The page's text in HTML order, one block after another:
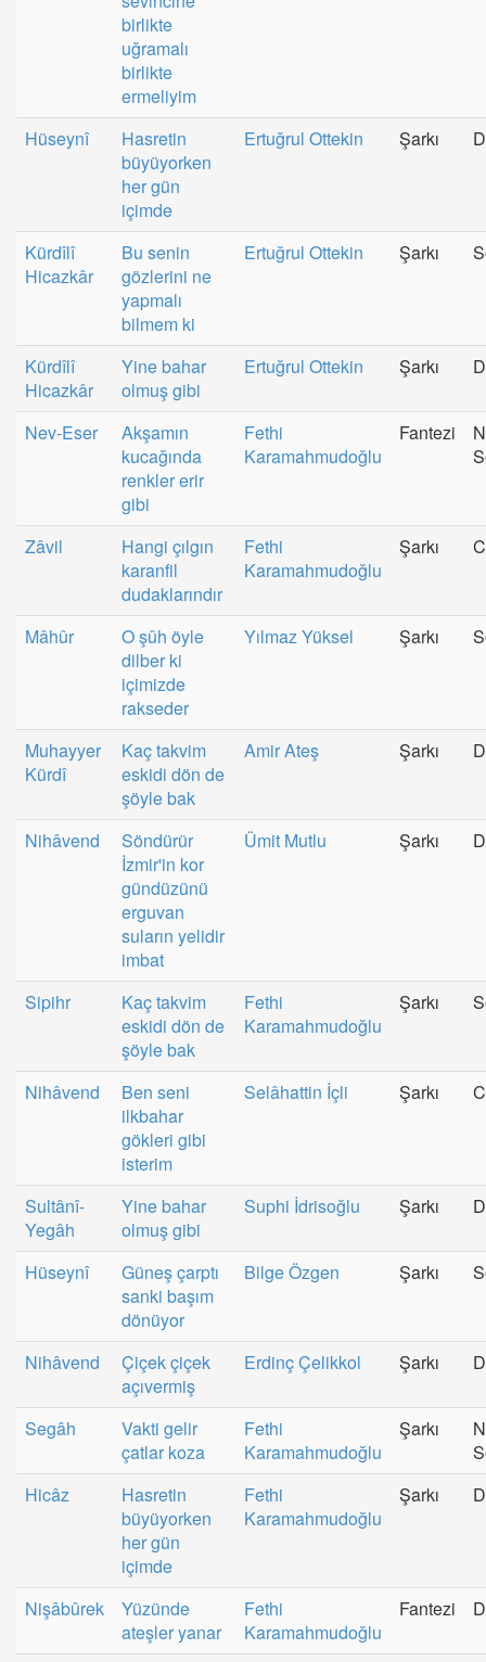
birlikte
uğramalı
birlikte
ermeliyim
Hüseynî
Hasretin
büyüyorken
her gün
içimde
Ertuğrul Ottekin Şarkı
Kürdîlî
Hicazkâr
Bu senin
gözlerini ne
yapmalı
bilmem ki
Ertuğrul Ottekin Şarkı
Kürdîlî
Hicazkâr
Yine bahar
olmuş gibi
Ertuğrul Ottekin Şarkı
Nev-Eser
Akşamın
kucağında
renkler erir
gibi
Fethi
Karamahmudoğlu
Fantezi
Zâvil
Hangi çılgın
karanfil
dudaklarındır
Fethi
Karamahmudoğlu
Şarkı
Mâhûr
O şûh öyle
dilber ki
içimizde
rakseder
Yılmaz Yüksel Şarkı
Muhayyer
Kürdî
Kaç takvim
eskidi dön de
şöyle bak
Amir Ateş Şarkı
Nihâvend
Söndürür
İzmir'in kor
gündüzünü
erguvan
suların yelidir
imbat
Ümit Mutlu Şarkı
Sipihr
Kaç takvim
eskidi dön de
şöyle bak
Fethi
Karamahmudoğlu
Şarkı
Nihâvend
Ben seni
ilkbahar
gökleri gibi
isterim
Selâhattin İçli Şarkı
Sultânî-
Yegâh
Yine bahar
olmuş gibi
Suphi İdrisoğlu Şarkı
Hüseynî
Güneş çarptı
sanki başım
dönüyor
Bilge Özgen Şarkı
Nihâvend
Çiçek çiçek
açıvermiş
Erdinç Çelikkol Şarkı
Segâh
Vakti gelir
çatlar koza
Fethi
Karamahmudoğlu
Şarkı
Hicâz
Hasretin
büyüyorken
her gün
içimde
Fethi
Karamahmudoğlu
Şarkı
Nişâbûrek
Yüzünde
ateşler yanar
Fethi
Karamahmudoğlu
Fantezi